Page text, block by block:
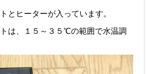
とヒーターが入っています。
トは、１５～３５℃の範囲で水温調